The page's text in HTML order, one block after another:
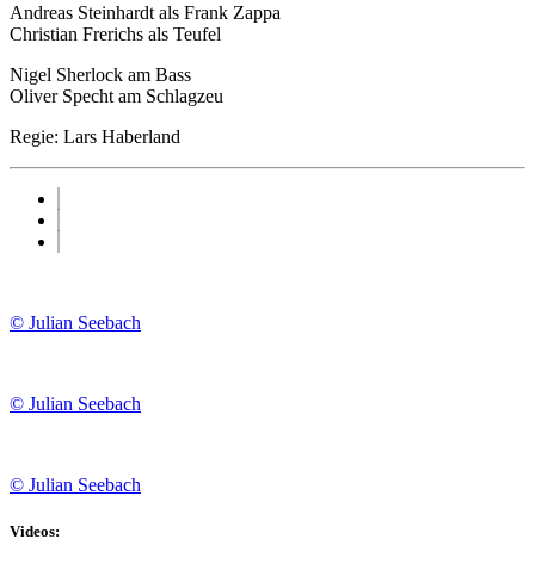
Andreas Steinhardt als Frank Zappa
Christian Frerichs als Teufel
Nigel Sherlock am Bass
Oliver Specht am Schlagzeu
Regie: Lars Haberland
© Julian Seebach
© Julian Seebach
© Julian Seebach
Videos: